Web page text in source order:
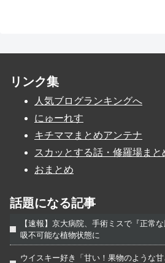
リンク集
人気ブログランキングへ
にゅーれす
キチママまとめアンテナ
スカッとする話・修羅場まと
おまとめ
話題になる記事
【速報】京大病院、手術ミスで『正常
吸不可能な植物状態に
ウイスキー好き「甘い！果物のような